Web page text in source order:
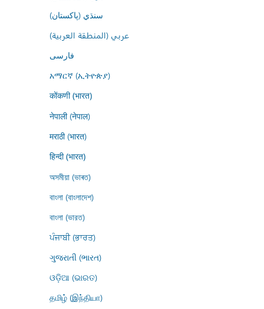
سنڌي (پاکستان)
عربي (المنطقة العربية)
فارسى
አማርኛ (ኢትዮጵያ)
कोंकणी (भारत)
नेपाली (नेपाल)
मराठी (भारत)
हिन्दी (भारत)
অসমীয়া (ভাৰত)
বাংলা (বাংলাদেশ)
বাংলা (ভারত)
ਪੰਜਾਬੀ (ਭਾਰਤ)
ગુજરાતી (ભારત)
ଓଡ଼ିଆ (ଭାରତ)
தமிழ் (இந்தியா)